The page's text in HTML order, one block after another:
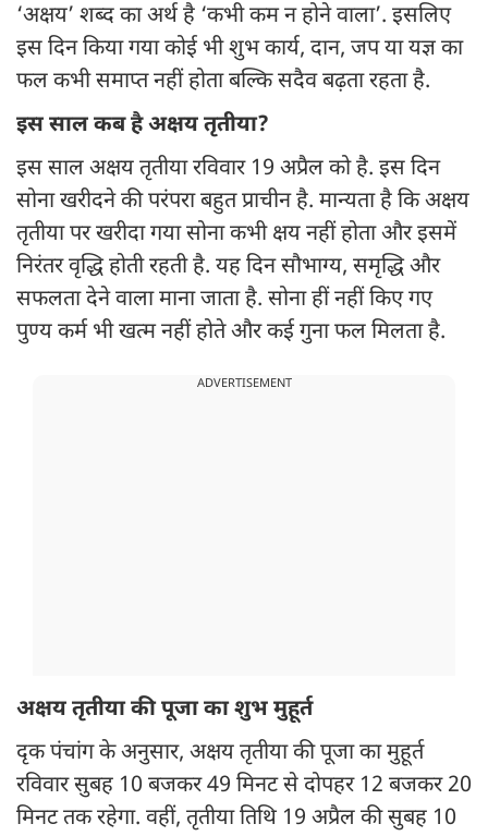
‘अक्षय’ शब्द का अर्थ है ‘कभी कम न होने वाला’. इसलिए
इस दिन किया गया कोई भी शुभ कार्य, दान, जप या यज्ञ का
फल कभी समाप्त नहीं होता बल्कि सदैव बढ़ता रहता है.
इस साल कब है अक्षय तृतीया?
इस साल अक्षय तृतीया रविवार 19 अप्रैल को है. इस दिन
सोना खरीदने की परंपरा बहुत प्राचीन है. मान्यता है कि अक्षय
तृतीया पर खरीदा गया सोना कभी क्षय नहीं होता और इसमें
निरंतर वृद्धि होती रहती है. यह दिन सौभाग्य, समृद्धि और
सफलता देने वाला माना जाता है. सोना हीं नहीं किए गए
पुण्य कर्म भी खत्म नहीं होते और कई गुना फल मिलता है.
ADVERTISEMENT
अक्षय तृतीया की पूजा का शुभ मुहूर्त
दृक पंचांग के अनुसार, अक्षय तृतीया की पूजा का मुहूर्त
रविवार सुबह 10 बजकर 49 मिनट से दोपहर 12 बजकर 20
मिनट तक रहेगा. वहीं, तृतीया तिथि 19 अप्रैल की सुबह 10